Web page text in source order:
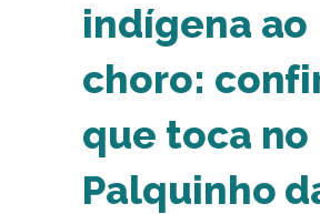
indígena ao
choro:
que toca no
Palquinho